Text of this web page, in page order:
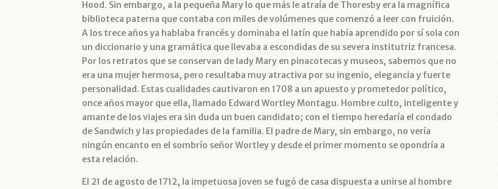
Hood. Sin embargo, a la pequeña Mary lo que más le atraía de Thoresby era la magnífica
biblioteca paterna que contaba con miles de volúmenes que comenzó a leer con fruición.
A los trece años ya hablaba francés y dominaba el latín que había aprendido por sí sola con
un diccionario y una gramática que llevaba a escondidas de su severa institutriz francesa.
Por los retratos que se conservan de lady Mary en pinacotecas y museos, sabemos que no
era una mujer hermosa, pero resultaba muy atractiva por su ingenio, elegancia y fuerte
personalidad. Estas cualidades cautivaron en 1708 a un apuesto y prometedor político,
once años mayor que ella, llamado Edward Wortley Montagu. Hombre culto, inteligente y
amante de los viajes era sin duda un buen candidato; con el tiempo heredaría el condado
de Sandwich y las propiedades de la familia. El padre de Mary, sin embargo, no vería
ningún encanto en el sombrío señor Wortley y desde el primer momento se opondría a
esta relación.
El 21 de agosto de 1712, la impetuosa joven se fugó de casa dispuesta a unirse al hombre